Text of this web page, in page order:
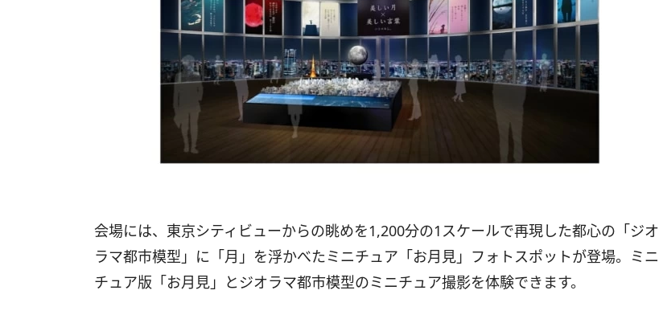
会場には、東京シティビューからの眺めを1,200分の1スケールで再現した都心の「ジオ
ラマ都市模型」に「月」を浮かべたミニチュア「お月見」フォトスポットが登場。ミニ
チュア版「お月見」とジオラマ都市模型のミニチュア撮影を体験できます。